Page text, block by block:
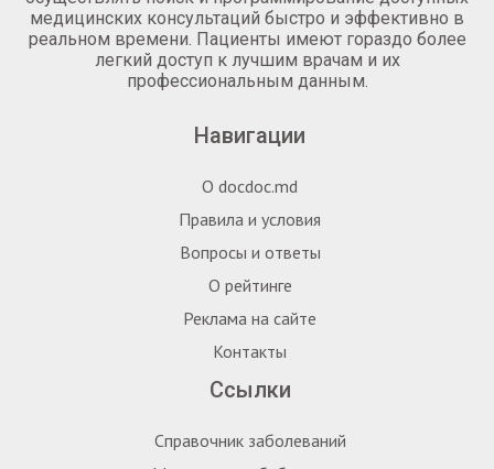
медицинских консультаций быстро и эффективно в
реальном времени. Пациенты имеют гораздо более
легкий доступ к лучшим врачам и их
профессиональным данным.
Навигации
О docdoc.md
Правила и условия
Вопросы и ответы
О рейтинге
Реклама на сайте
Контакты
Ссылки
Справочник заболеваний